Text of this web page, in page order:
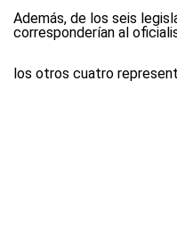
Además, de los seis
corresponderían al
los otros cuatro